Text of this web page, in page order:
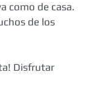
como de casa.
de los
Disfrutar